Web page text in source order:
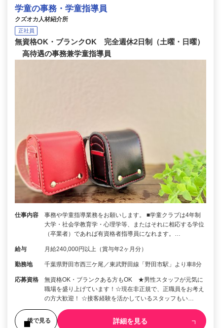
学童の事務・学童指導員
クズオカ人材紹介所
正社員
無資格OK・ブランクOK 完全週休2日制（土曜・日曜）
高待遇の事務兼学童指導員
仕事内容
事務や学童指導業務をお願いします。 ■学童クラブは4年制
大学・社会学教育学・心理学等、またはそれに相応する学位
（卒業者）であれば有資格者指導員になれます。…
給与 月給240,000円以上（賞与年2ヶ月分）
勤務地 千葉県野田市西三ケ尾／東武野田線「野田市駅」より車8分
応募資格
無資格OK・ブランクある方もOK ★男性スタッフが元気に
職場を盛り上げています！☆現在非正規で、正職員をお考え
の方大歓迎！ ☆接客経験を活かしているスタッフもい…
後で見る 詳細を見る